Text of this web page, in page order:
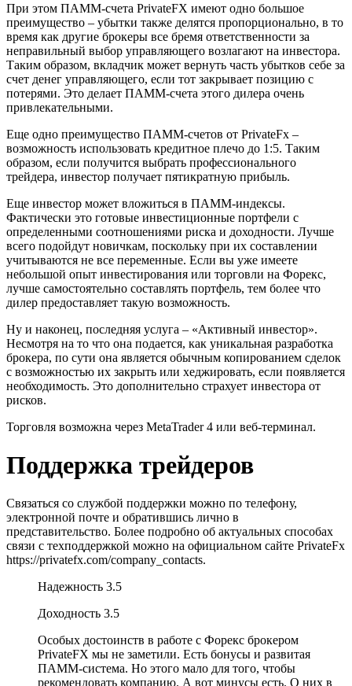
При этом ПАММ-счета PrivateFX имеют одно большое
преимущество – убытки также делятся пропорционально, в то
время как другие брокеры все бремя ответственности за
неправильный выбор управляющего возлагают на инвестора.
Таким образом, вкладчик может вернуть часть убытков себе за
счет денег управляющего, если тот закрывает позицию с
потерями. Это делает ПАММ-счета этого дилера очень
привлекательными.
Еще одно преимущество ПАММ-счетов от PrivateFx –
возможность использовать кредитное плечо до 1:5. Таким
образом, если получится выбрать профессионального
трейдера, инвестор получает пятикратную прибыль.
Еще инвестор может вложиться в ПАММ-индексы.
Фактически это готовые инвестиционные портфели с
определенными соотношениями риска и доходности. Лучше
всего подойдут новичкам, поскольку при их составлении
учитываются не все переменные. Если вы уже имеете
небольшой опыт инвестирования или торговли на Форекс,
лучше самостоятельно составлять портфель, тем более что
дилер предоставляет такую возможность.
Ну и наконец, последняя услуга – «Активный инвестор».
Несмотря на то что она подается, как уникальная разработка
брокера, по сути она является обычным копированием сделок
с возможностью их закрыть или хеджировать, если появляется
необходимость. Это дополнительно страхует инвестора от
рисков.
Торговля возможна через MetaTrader 4 или веб-терминал.
Поддержка трейдеров
Связаться со службой поддержки можно по телефону,
электронной почте и обратившись лично в
представительство. Более подробно об актуальных способах
связи с техподдержкой можно на официальном сайте PrivateFx
https://privatefx.com/company_contacts.
Надежность 3.5
Доходность 3.5
Особых достоинств в работе с Форекс брокером
PrivateFX мы не заметили. Есть бонусы и развитая
ПАММ-система. Но этого мало для того, чтобы
рекомендовать компанию. А вот минусы есть. О них в